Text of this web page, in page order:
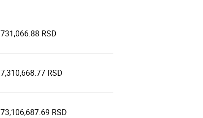
731,066.88 RSD
7,310,668.77 RSD
73,106,687.69 RSD